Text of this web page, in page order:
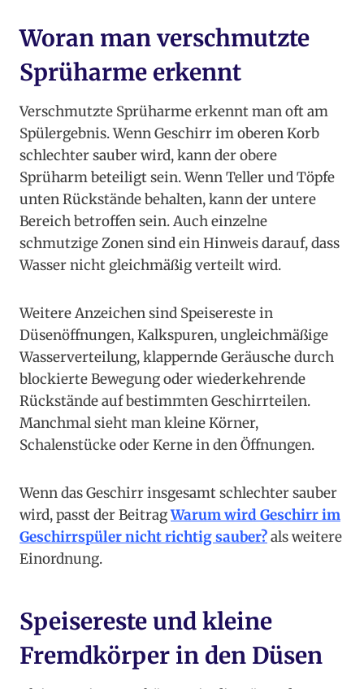
Woran man verschmutzte
Sprüharme erkennt
Verschmutzte Sprüharme erkennt man oft am
Spülergebnis. Wenn Geschirr im oberen Korb
schlechter sauber wird, kann der obere
Sprüharm beteiligt sein. Wenn Teller und Töpfe
unten Rückstände behalten, kann der untere
Bereich betroffen sein. Auch einzelne
schmutzige Zonen sind ein Hinweis darauf, dass
Wasser nicht gleichmäßig verteilt wird.
Weitere Anzeichen sind Speisereste in
Düsenöffnungen, Kalkspuren, ungleichmäßige
Wasserverteilung, klappernde Geräusche durch
blockierte Bewegung oder wiederkehrende
Rückstände auf bestimmten Geschirrteilen.
Manchmal sieht man kleine Körner,
Schalenstücke oder Kerne in den Öffnungen.
Wenn das Geschirr insgesamt schlechter sauber
wird, passt der BeitragWarum wird Geschirr im
Geschirrspüler nicht richtig sauber?als weitere
Einordnung.
Speisereste und kleine
Fremdkörper in den Düsen